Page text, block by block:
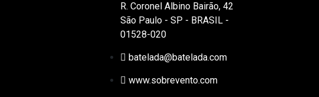
R. Coronel Albino Bairão, 42
São Paulo - SP - BRASIL -
01528-020
batelada@batelada.com
www.sobrevento.com